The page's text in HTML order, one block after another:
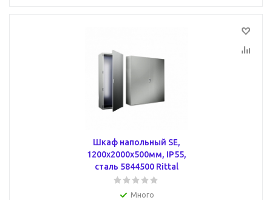
Шкаф напольный SE,
1200x2000x500мм, IP55,
сталь 5844500 Rittal
Много